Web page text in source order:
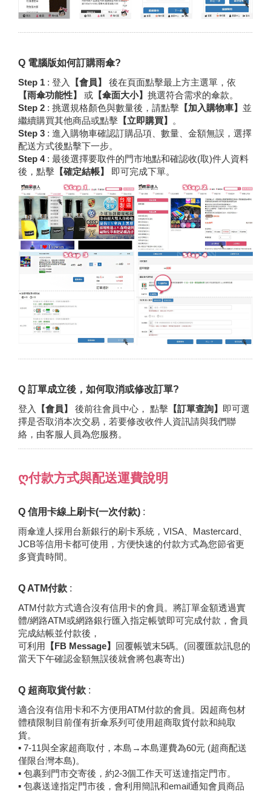
Q 電腦版如何訂購雨傘?
Step 1 : 登入 【會員】 後在頁面點擊最上方主選單，依
【雨傘功能性】
或 【傘面大小】 挑選符合需求的傘款。
Step 2 : 挑選規格顏色與數量後，請點擊 【加入購物車】 並
繼續購買其他商品或點擊 【立即購買】
。
Step 3 : 進入購物車確認訂購品項、數量、金額無誤，選擇
配送方式後點擊下一步。
Step 4: 最後選擇要取件的門市地點和確認收(取)件人資料
後，點擊 【確定結帳】 即可完成下單。
Q 訂單成立後，如何取消或修改訂單?
登入
【會員】 後前往會員中心， 點擊 【訂單查詢】 即可選
擇是否取消本次交易，若要修改收件人資訊請與我們聯
絡，由客服人員為您服務。
ღ付款方式與配送運費說明
Q 信用卡線上刷卡(一次付款) :
雨傘達人採用台新銀行的刷卡系統，VISA、Mastercard、
JCB等信用卡都可使用，方便快速的付款方式為您節省更
多寶貴時間。
Q ATM付款 :
ATM付款方式適合沒有信用卡的會員。將訂單金額透過實
體/網路ATM或網路銀行匯入指定帳號即可完成付款，會員
完成結帳並付款後，
可利用 【FB Message】 回覆帳號末5碼。 (回覆匯款訊息的
當天下午確認金額無誤後就會將包裹寄出)
Q 超商取貨付款 :
適合沒有信用卡和不方便用ATM付款的會員。因超商包材
體積限制目前僅有折傘系列可使用超商取貨付款和純取
貨。
▪ 7-11與全家超商取付，本島→本島運費為60元 (超商配送
僅限台灣本島)。
▪ 包裹到門市交寄後，約2-3個工作天可送達指定門市。
▪ 包裹送達指定門市後，會利用簡訊和email通知會員商品